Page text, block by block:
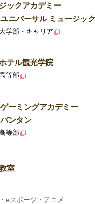
ックアカデミー
ニバーサル ミュージック
学部・キャリア
テル観光学院
等部
ーミングアカデミー
ンタン
等部
室
eスポーツ・アニメ